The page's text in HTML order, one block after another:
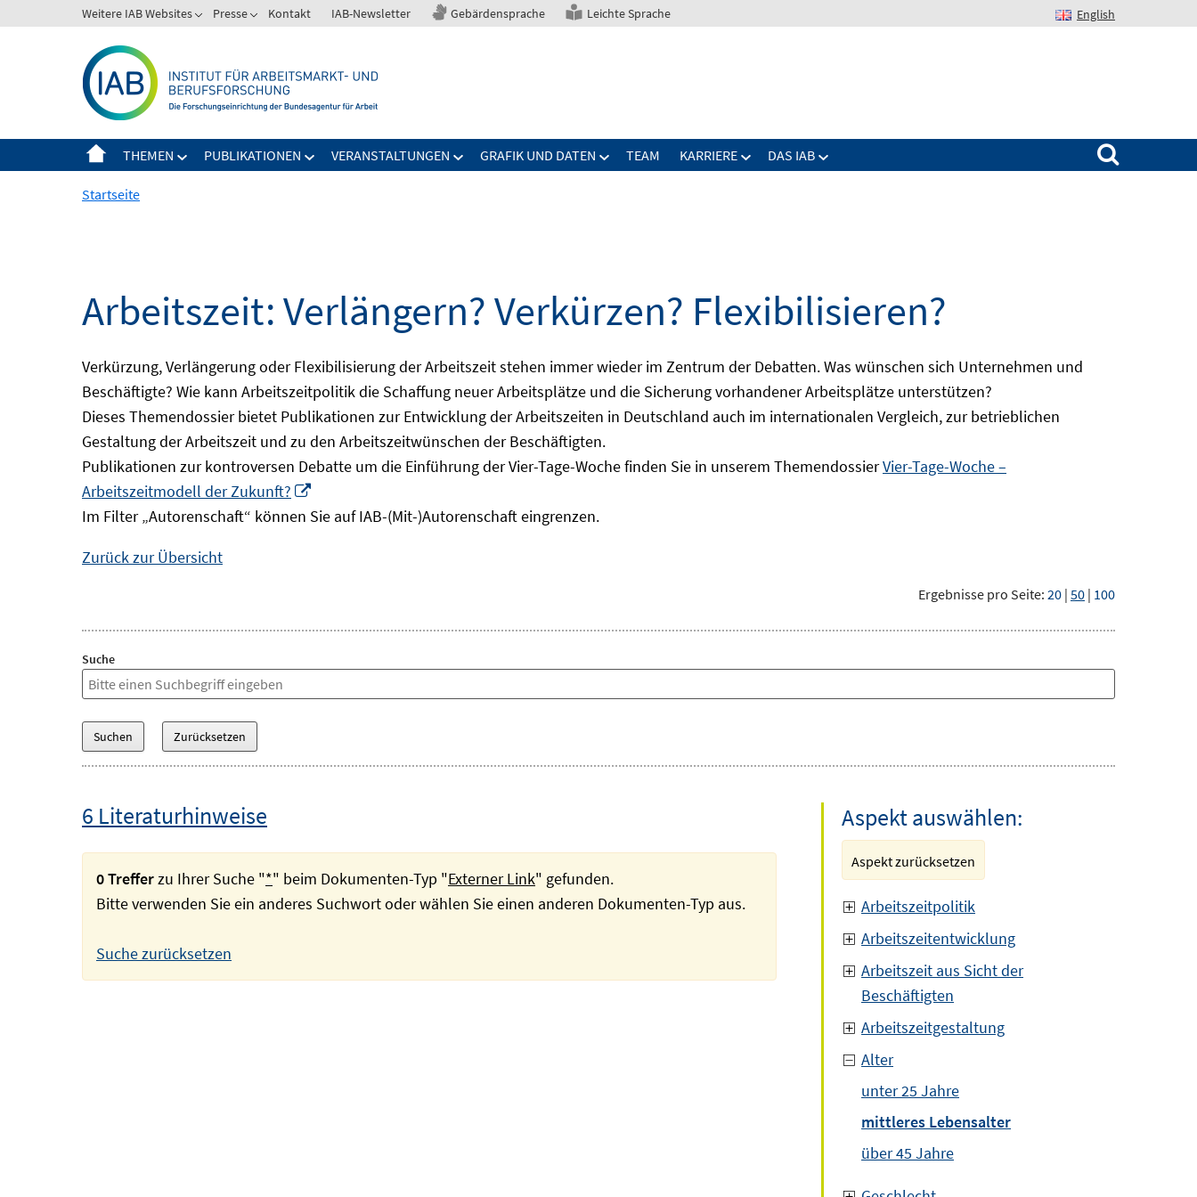
zum
Weitere IAB Websites Presse Kontakt IAB-Newsletter Gebärdensprache Leichte Sprache English
THEMEN PUBLIKATIONEN VERANSTALTUNGEN GRAFIK UND DATEN TEAM KARRIERE DAS IAB
Suchen nach:
Startseite
Arbeitszeit: Verlängern? Verkürzen? Flexibilisieren?
Verkürzung, Verlängerung oder Flexibilisierung der Arbeitszeit stehen immer wieder im Zentrum der Debatten. Was wünschen sich Unternehmen und
Beschäftigte? Wie kann Arbeitszeitpolitik die Schaffung neuer Arbeitsplätze und die Sicherung vorhandener Arbeitsplätze unterstützen?
Dieses Themendossier bietet Publikationen zur Entwicklung der Arbeitszeiten in Deutschland auch im internationalen Vergleich, zur betrieblichen
Gestaltung der Arbeitszeit und zu den Arbeitszeitwünschen der Beschäftigten.
Publikationen zur kontroversen Debatte um die Einführung der Vier-Tage-Woche finden Sie in unserem ThemendossierVier-Tage-Woche –
Arbeitszeitmodell der Zukunft?
neuem
Im Filter „Autorenschaft“ können Sie auf IAB-(Mit-)Autorenschaft eingrenzen.
Zurück zur Übersicht
Ergebnisse pro Seite: 20 | 50 | 100
Suche
6 Literaturhinweise
0 Trefferzu Ihrer Suche "*" beim Dokumenten-Typ "Externer Link" gefunden.
Bitte verwenden Sie ein anderes Suchwort oder wählen Sie einen anderen Dokumenten-Typ aus.
Suche zurücksetzen
Aspekt auswählen:
Aspekt zurücksetzen
Arbeitszeitpolitik
Arbeitszeitentwicklung
Arbeitszeit aus Sicht der
Beschäftigten
Arbeitszeitgestaltung
Alter
unter 25 Jahre
mittleres Lebensalter
über 45 Jahre